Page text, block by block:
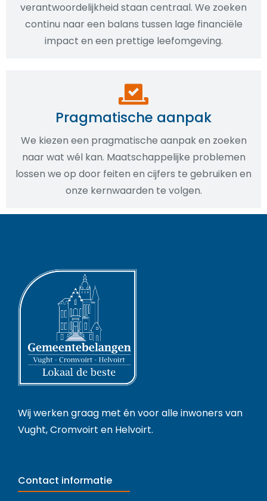
verantwoordelijkheid staan centraal. We zoeken
continu naar een balans tussen lage financiële
impact en een prettige leefomgeving.
Pragmatische aanpak
We kiezen een pragmatische aanpak en zoeken
naar wat wél kan. Maatschappelijke problemen
lossen we op door feiten en cijfers te gebruiken en
onze kernwaarden te volgen.
Wij werken graag met én voor alle inwoners van
Vught, Cromvoirt en Helvoirt.
Contact informatie